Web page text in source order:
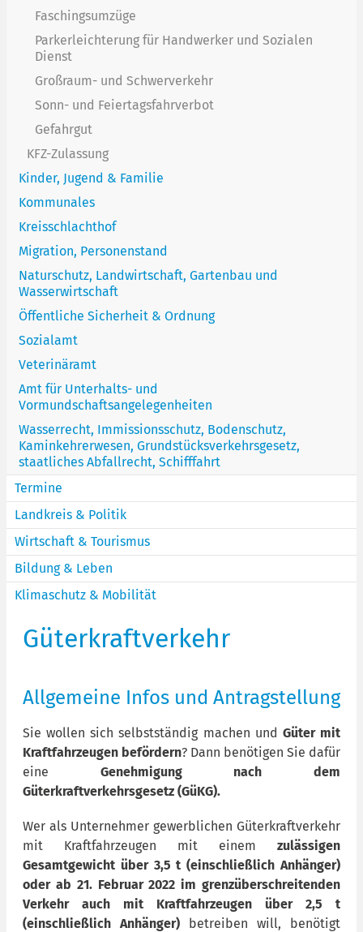
Faschingsumzüge
Parkerleichterung für Handwerker und Sozialen
Dienst
Großraum- und Schwerverkehr
Sonn- und Feiertagsfahrverbot
Gefahrgut
KFZ-Zulassung
Kinder, Jugend & Familie
Kommunales
Kreisschlachthof
Migration, Personenstand
Naturschutz, Landwirtschaft, Gartenbau und
Wasserwirtschaft
Öffentliche Sicherheit & Ordnung
Sozialamt
Veterinäramt
Amt für Unterhalts- und
Vormundschaftsangelegenheiten
Wasserrecht, Immissionsschutz, Bodenschutz,
Kaminkehrerwesen, Grundstücksverkehrsgesetz,
staatliches Abfallrecht, Schifffahrt
Termine
Landkreis & Politik
Wirtschaft & Tourismus
Bildung & Leben
Klimaschutz & Mobilität
Güterkraftverkehr
Allgemeine Infos und Antragstellung
Sie wollen sich selbstständig machen und Güter mit
Kraftfahrzeugen befördern? Dann benötigen Sie dafür
eine Genehmigung nach dem
Güterkraftverkehrsgesetz (GüKG).
Wer als Unternehmer gewerblichen Güterkraftverkehr
mit Kraftfahrzeugen mit einem zulässigen
Gesamtgewicht über 3,5 t (einschließlich Anhänger)
oder ab 21. Februar 2022 im grenzüberschreitenden
Verkehr auch mit Kraftfahrzeugen über 2,5 t
(einschließlich Anhänger) betreiben will, benötigt